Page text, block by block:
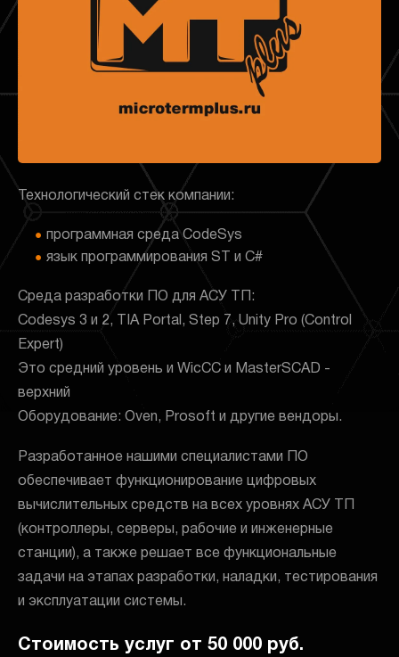
Технологический стек компании:
программная среда CodeSys
язык программирования ST и C#
Среда разработки ПО для АСУ ТП:
Codesys 3 и 2, TIA Portal, Step 7, Unity Pro (Control
Expert)
Это средний уровень и WicCC и MasterSCAD -
верхний
Оборудование: Oven, Prosoft и другие вендоры.
Разработанное нашими специалистами ПО
обеспечивает функционирование цифровых
вычислительных средств на всех уровнях АСУ ТП
(контроллеры, серверы, рабочие и инженерные
станции), а также решает все функциональные
задачи на этапах разработки, наладки, тестирования
и эксплуатации системы.
Стоимость услуг от 50 000 руб.